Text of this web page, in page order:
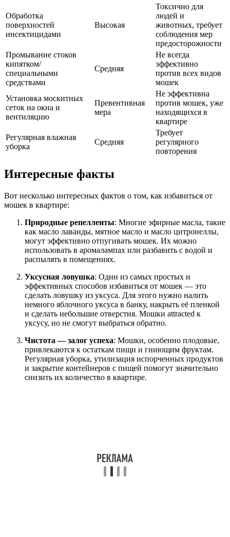
Обработка
поверхностей
инсектицидами
Высокая
Токсично для
людей и
животных, требует
соблюдения мер
предосторожности
Промывание стоков
кипятком/
специальными
средствами
Средняя
Не всегда
эффективно
против всех видов
мошек
Установка москитных
сеток на окна и
вентиляцию
Превентивная
мера
Не эффективна
против мошек, уже
находящихся в
квартире
Регулярная влажная
уборка
Средняя
Требует
регулярного
повторения
Интересные факты
Вот несколько интересных фактов о том, как избавиться от
мошек в квартире:
Природные репелленты: Многие эфирные масла, такие
как масло лаванды, мятное масло и масло цитронеллы,
могут эффективно отпугивать мошек. Их можно
использовать в аромалампах или разбавить с водой и
распылять в помещениях.
Уксусная ловушка: Один из самых простых и
эффективных способов избавиться от мошек — это
сделать ловушку из уксуса. Для этого нужно налить
немного яблочного уксуса в банку, накрыть её пленкой
и сделать небольшие отверстия. Мошки attracted к
уксусу, но не смогут выбраться обратно.
Чистота — залог успеха: Мошки, особенно плодовые,
привлекаются к остаткам пищи и гниющим фруктам.
Регулярная уборка, утилизация испорченных продуктов
и закрытие контейнеров с пищей помогут значительно
снизить их количество в квартире.